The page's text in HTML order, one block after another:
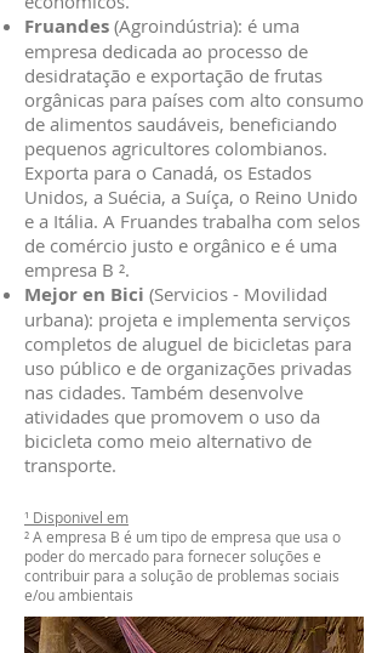
Fruandes (Agroindústria): é uma
empresa dedicada ao processo de
desidratação e exportação de frutas
orgânicas para países com alto consumo
de alimentos saudáveis, beneficiando
pequenos agricultores colombianos.
Exporta para o Canadá, os Estados
Unidos, a Suécia, a Suíça, o Reino Unido
e a Itália. A Fruandes trabalha com selos
de comércio justo e orgânico e é uma
empresa B ².
Mejor en Bici (Servicios - Movilidad
urbana): projeta e implementa serviços
completos de aluguel de bicicletas para
uso público e de organizações privadas
nas cidades. Também desenvolve
atividades que promovem o uso da
bicicleta como meio alternativo de
transporte.
¹ Disponivel em
² A empresa B é um tipo de empresa que usa o
poder do mercado para fornecer soluções e
contribuir para a solução de problemas sociais
e/ou ambientais